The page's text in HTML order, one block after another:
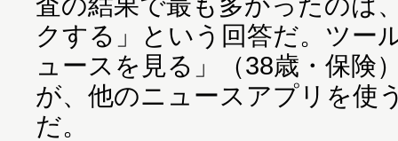
クする」という回答だ。ツー
ュースを見る」（38歳・保険
が、他のニュースアプリを使
だ。